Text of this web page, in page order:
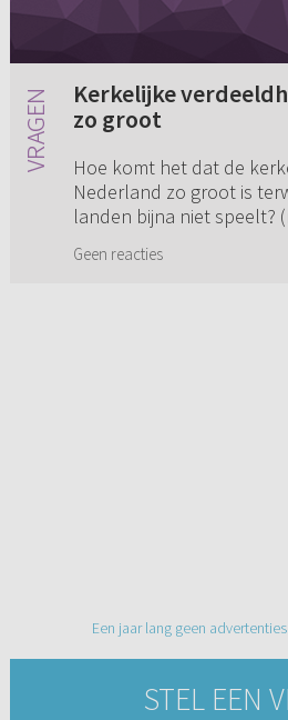
Kerkelijke
zo groot
Hoe komt het dat de
Nederland zo groot is
landen bijna niet speelt?
landen.)
Geen reacties
Een jaar lang geen
STEL EEN